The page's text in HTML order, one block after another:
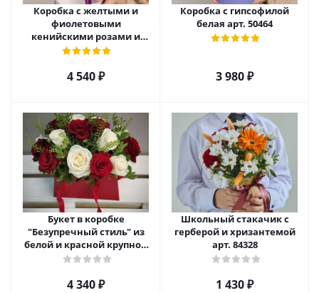
Коробка с желтыми и
фиолетовыми
кенийскими розами и
эвкалиптом арт. 50536
4 540₽
Коробка с гипсофилой
белая арт. 50464
3 980₽
Букет в коробке
"Безупречный стиль" из
белой и красной крупной
розы Эквадор. арт. 5515
4 340₽
Школьный стакачик с
герберой и хризантемой
арт. 84328
1 430₽